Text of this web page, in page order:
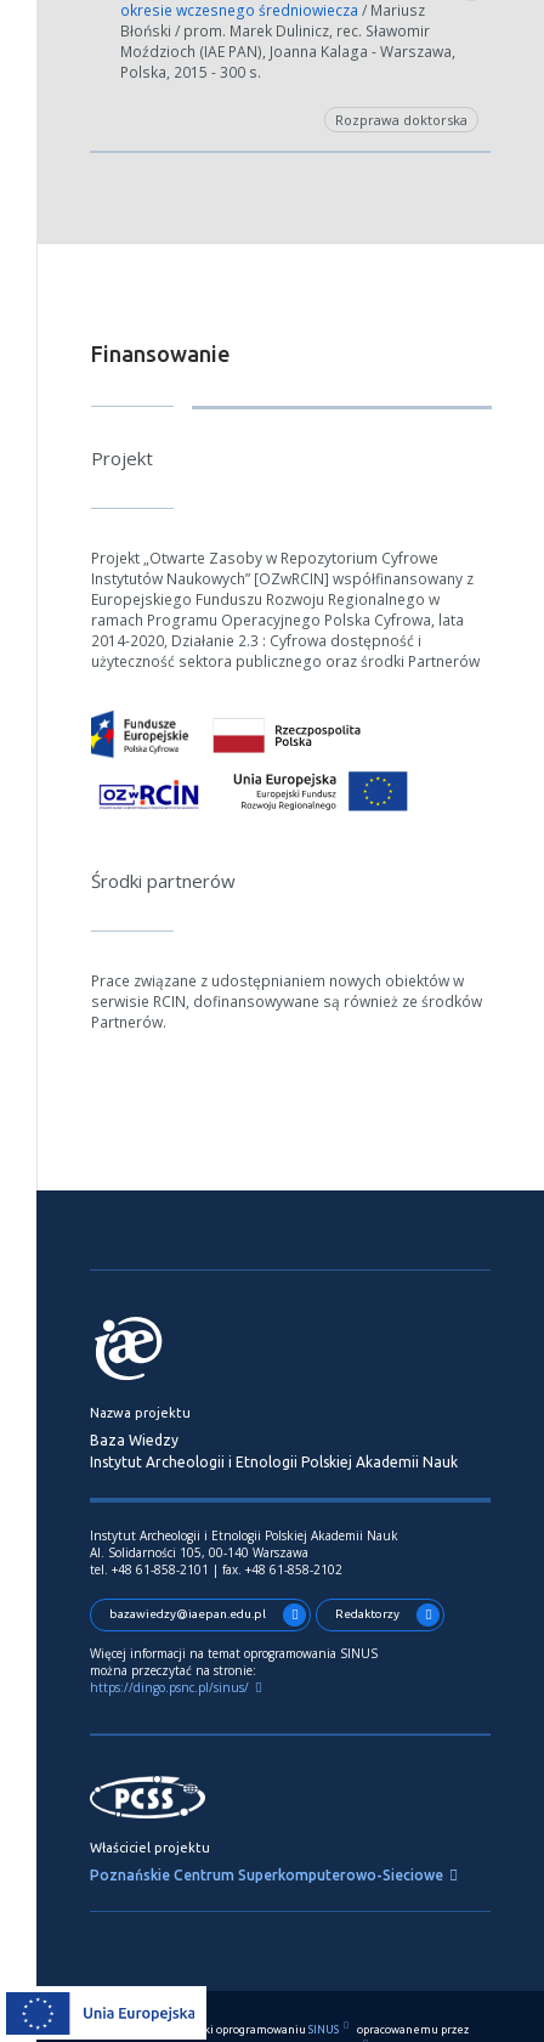
okresie wczesnego średniowiecza / Mariusz
Błoński / prom. Marek Dulinicz, rec. Sławomir
Moździoch (IAE PAN), Joanna Kalaga - Warszawa,
Polska, 2015 - 300 s.
Rozprawa doktorska
Finansowanie
Projekt
Projekt „Otwarte Zasoby w Repozytorium Cyfrowe
Instytutów Naukowych” [OZwRCIN] współfinansowany z
Europejskiego Funduszu Rozwoju Regionalnego w
ramach Programu Operacyjnego Polska Cyfrowa, lata
2014-2020, Działanie 2.3 : Cyfrowa dostępność i
użyteczność sektora publicznego oraz środki Partnerów
Środki partnerów
Prace związane z udostępnianiem nowych obiektów w
serwisie RCIN, dofinansowywane są również ze środków
Partnerów.
Nazwa projektu
Baza Wiedzy
Instytut Archeologii i Etnologii Polskiej Akademii Nauk
Instytut Archeologii i Etnologii Polskiej Akademii Nauk
Al. Solidarności 105, 00-140 Warszawa
tel. +48 61-858-2101 | fax. +48 61-858-2102
bazawiedzy@iaepan.edu.pl Redaktorzy
Więcej informacji na temat oprogramowania SINUS
można przeczytać na stronie:
https://dingo.psnc.pl/sinus/
Właściciel projektu
Poznańskie Centrum Superkomputerowo-Sieciowe
Ten serwis działa dzięki oprogramowaniu SINUS
opracowanemu przez